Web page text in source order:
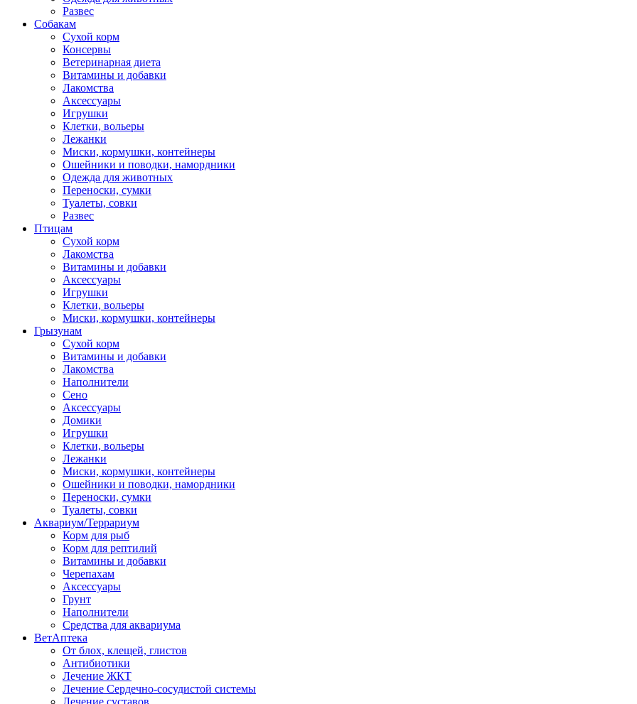
Развес
Собакам
Сухой корм
Консервы
Ветеринарная диета
Витамины и добавки
Лакомства
Аксессуары
Игрушки
Клетки, вольеры
Лежанки
Миски, кормушки, контейнеры
Ошейники и поводки, намордники
Одежда для животных
Переноски, сумки
Туалеты, совки
Развес
Птицам
Сухой корм
Лакомства
Витамины и добавки
Аксессуары
Игрушки
Клетки, вольеры
Миски, кормушки, контейнеры
Грызунам
Сухой корм
Витамины и добавки
Лакомства
Наполнители
Сено
Аксессуары
Домики
Игрушки
Клетки, вольеры
Лежанки
Миски, кормушки, контейнеры
Ошейники и поводки, намордники
Переноски, сумки
Туалеты, совки
Аквариум/Террариум
Корм для рыб
Корм для рептилий
Витамины и добавки
Черепахам
Аксессуары
Грунт
Наполнители
Средства для аквариума
ВетАптека
От блох, клещей, глистов
Антибиотики
Лечение ЖКТ
Лечение Сердечно-сосудистой системы
Лечение суставов